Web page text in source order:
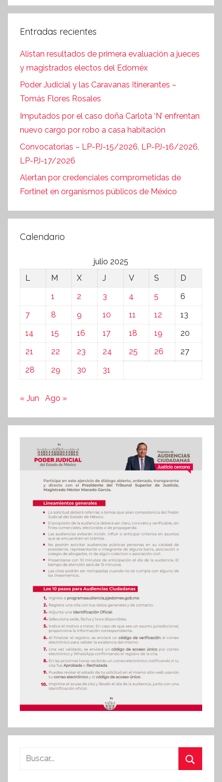
Entradas recientes
Alistan resultados de primera evaluación a jueces
y magistrados electos del Edoméx
Poder Judicial y las Caravanas Itinerantes –
Tomás Flores Rosales
Imputados por el caso doña Carlota ‘N’ enfrentan
nuevo cargo por robo a casa habitación
Convocatorias – LP-PJ-15/2026, LP-PJ-16/2026,
LP-PJ-17/2026
Alertan por credenciales comprometidas de
Fortinet en organismos públicos de México
Calendario
julio 2025
L
M X J V S
D
1
2 3 4 5
6
7
8 9 10 11 12
13
14
15 16 17 18 19
20
21
22 23 24 25 26
27
28
29 30 31
« Jun Ago »
Buscar: